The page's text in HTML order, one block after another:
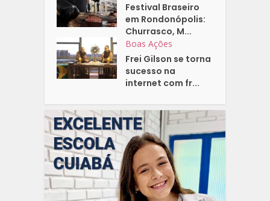
Festival Braseiro
em Rondonópolis:
Churrasco, M...
Boas Ações
Frei Gilson se torna
sucesso na
internet com fr...